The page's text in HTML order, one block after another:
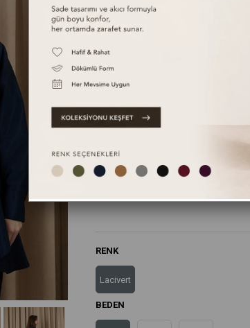
₺1.499,00
₺699,00
Bu ürünün yanında bunları da
RENK
Lacivert
BEDEN